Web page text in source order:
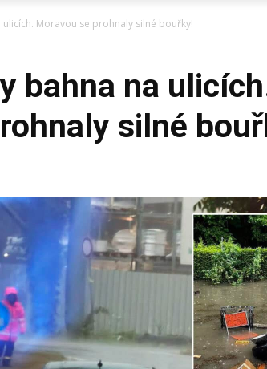
ulicích. Moravou se prohnaly silné bouřky!
bahna na
silné